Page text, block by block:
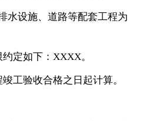
水设施、道路等配套工程为
定如下：XXXX。
工验收合格之日起计算。